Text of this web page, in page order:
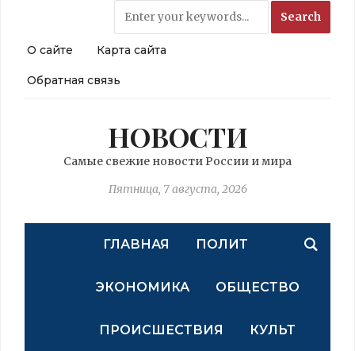
О сайте Карта сайта
Обратная связь
НОВОСТИ
Самые свежие новости России и мира
Пятница, 7 августа, 2026
ГЛАВНАЯ ПОЛИТ
ЭКОНОМИКА ОБЩЕСТВО
ПРОИСШЕСТВИЯ КУЛЬТ